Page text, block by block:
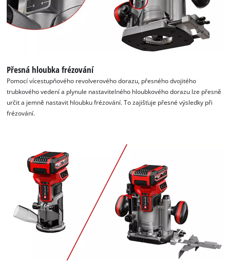
Přesná hloubka frézování
Pomocí vícestupňového revolverového dorazu, přesného dvojitého
trubkového vedení a plynule nastavitelného hloubkového dorazu lze přesně
určit a jemně nastavit hloubku frézování. To zajišťuje přesné výsledky při
frézování.